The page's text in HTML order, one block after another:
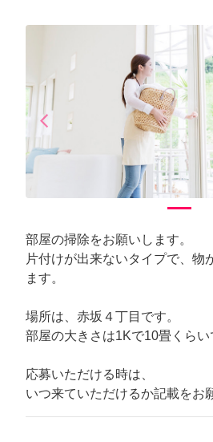
arrow_back_iosPrevious
部屋の掃除をお願いします。
片付けが出来ないタイプで、物
ます。
場所は、赤坂４丁目です。
部屋の大きさは1Kで10畳くらい
応募いただける時は、
いつ来ていただけるか記載をお